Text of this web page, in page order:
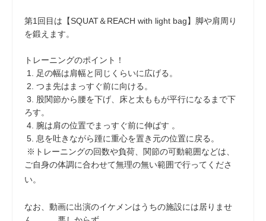
第1回目は【SQUAT＆REACH with light bag】脚や肩周り
を鍛えます。
トレーニングのポイント！
1. 足の幅は肩幅と同じくらいに広げる。
2. つま先はまっすぐ前に向ける。
3. 股関節から腰を下げ、床と太ももが平行になるまで下
ろす。
4. 腕は肩の位置でまっすぐ前に伸ばす 。
5. 息を吐きながら踵に重心を置き元の位置に戻る。
※トレーニングの回数や負荷、関節の可動範囲などは、
ご自身の体調に合わせて無理の無い範囲で行ってくださ
い。
なお、動画に出演のイケメンはうちの施設には居りませ